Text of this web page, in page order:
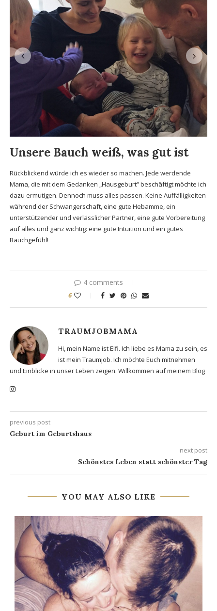
Unsere Bauch weiß, was gut ist
Rückblickend würde ich es wieder so machen. Jede werdende
Mama, die mit dem Gedanken „Hausgeburt“ beschäftigt möchte ich
dazu ermutigen. Dennoch muss alles passen. Keine Auffälligkeiten
während der Schwangerschaft, eine gute Hebamme, ein
unterstützender und verlässlicher Partner, eine gute Vorbereitung
auf alles und ganz wichtig: eine gute Intuition und ein gutes
Bauchgefühl!
4 comments
6
TRAUMJOBMAMA
Hi, mein Name ist Elfi. Ich liebe es Mama zu sein, es
ist mein Traumjob. Ich möchte Euch mitnehmen
und Einblicke in unser Leben zeigen. Willkommen auf meinem Blog
previous post
Geburt im Geburtshaus
next post
Schönstes Leben statt schönster Tag
YOU MAY ALSO LIKE